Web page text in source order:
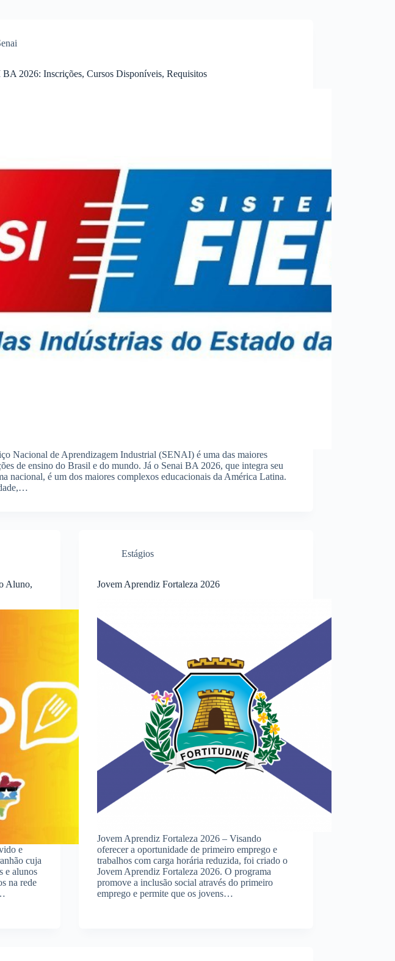
2026: Inscrições, Cursos Disponíveis, Requisitos
Nacional de Aprendizagem Industrial (SENAI) é uma das maiores
de ensino do Brasil e do mundo. Já o Senai BA 2026, que integra seu
nacional, é um dos maiores complexos educacionais da América Latina.
Aluno,
e
cuja
e alunos
na rede
Estágios
Jovem Aprendiz Fortaleza 2026
Jovem Aprendiz Fortaleza 2026 – Visando
oferecer a oportunidade de primeiro emprego e
trabalhos com carga horária reduzida, foi criado o
Jovem Aprendiz Fortaleza 2026. O programa
promove a inclusão social através do primeiro
emprego e permite que os jovens…